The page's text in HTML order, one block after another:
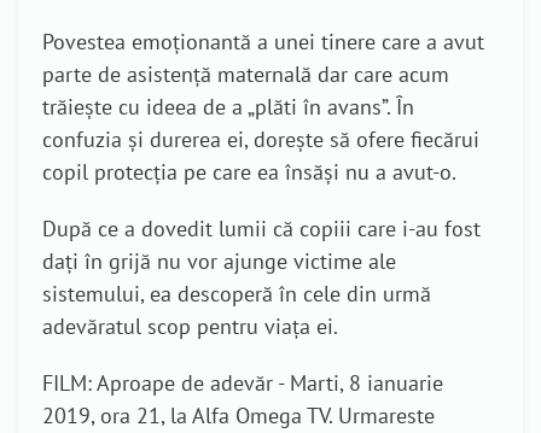
Povestea emoționantă a unei tinere care a avut
parte de asistență maternală dar care acum
trăiește cu ideea de a „plăti în avans”. În
confuzia și durerea ei, dorește să ofere fiecărui
copil protecția pe care ea însăși nu a avut-o.
După ce a dovedit lumii că copiii care i-au fost
dați în grijă nu vor ajunge victime ale
sistemului, ea descoperă în cele din urmă
adevăratul scop pentru viața ei.
FILM: Aproape de adevăr - Marti, 8 ianuarie
2019, ora 21, la Alfa Omega TV. Urmareste